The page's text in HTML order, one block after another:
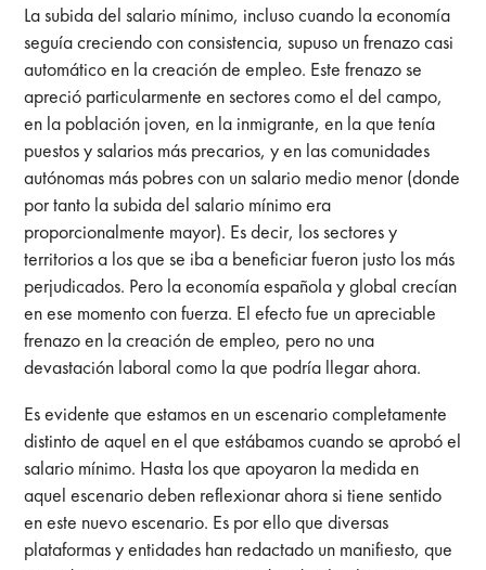
La subida del salario mínimo, incluso cuando la economía
seguía creciendo con consistencia, supuso un frenazo casi
automático en la creación de empleo. Este frenazo se
apreció particularmente en sectores como el del campo,
en la población joven, en la inmigrante, en la que tenía
puestos y salarios más precarios, y en las comunidades
autónomas más pobres con un salario medio menor (donde
por tanto la subida del salario mínimo era
proporcionalmente mayor). Es decir, los sectores y
territorios a los que se iba a beneficiar fueron justo los más
perjudicados. Pero la economía española y global crecían
en ese momento con fuerza. El efecto fue un apreciable
frenazo en la creación de empleo, pero no una
devastación laboral como la que podría llegar ahora.
Es evidente que estamos en un escenario completamente
distinto de aquel en el que estábamos cuando se aprobó el
salario mínimo. Hasta los que apoyaron la medida en
aquel escenario deben reflexionar ahora si tiene sentido
en este nuevo escenario. Es por ello que diversas
plataformas y entidades han redactado un manifiesto, que